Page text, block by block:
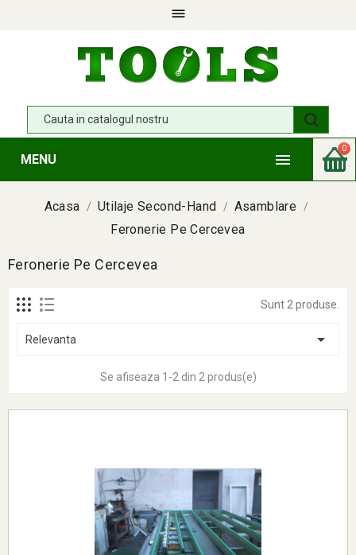

0

MENU
Acasa Utilaje Second-Hand
Asamblare
Feronerie Pe Cercevea
Feronerie Pe Cercevea
Sunt 2 produse.
Relevanta 
Se afiseaza 1-2 din 2 produs(e)